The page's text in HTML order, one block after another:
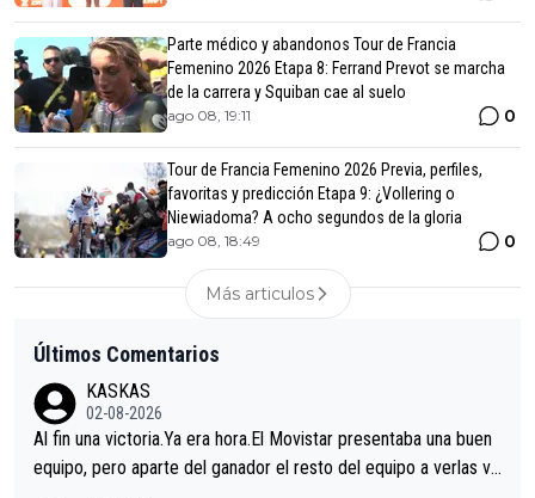
Parte médico y abandonos Tour de Francia
Femenino 2026 Etapa 8: Ferrand Prevot se marcha
de la carrera y Squiban cae al suelo
ago 08, 19:11 0
Tour de Francia Femenino 2026 Previa, perfiles,
favoritas y predicción Etapa 9: ¿Vollering o
Niewiadoma? A ocho segundos de la gloria
ago 08, 18:49 0
Más articulos
Últimos Comentarios
KASKAS
02-08-2026
Al fin una victoria.Ya era hora.El Movistar presentaba una buen
equipo, pero aparte del ganador el resto del equipo a verlas ve